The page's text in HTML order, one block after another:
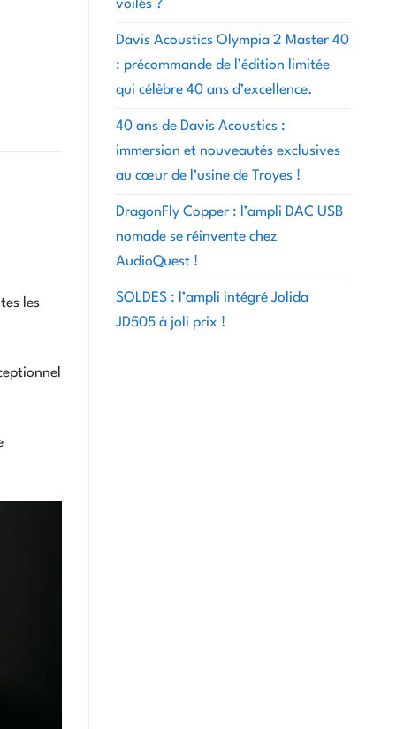
voilés ?
Davis Acoustics Olympia 2 Master 40
: précommande de l’édition limitée
qui célèbre 40 ans d’excellence.
40 ans de Davis Acoustics :
immersion et nouveautés exclusives
au cœur de l’usine de Troyes !
DragonFly Copper : l’ampli DAC USB
nomade se réinvente chez
AudioQuest !
SOLDES : l’ampli intégré Jolida
JD505 à joli prix !
les